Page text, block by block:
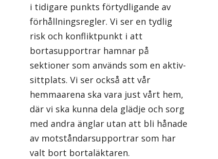
i tidigare punkts förtydligande av
förhållningsregler. Vi ser en tydlig
risk och konfliktpunkt i att
bortasupportrar hamnar på
sektioner som används som en aktiv-
sittplats. Vi ser också att vår
hemmaarena ska vara just vårt hem,
där vi ska kunna dela glädje och sorg
med andra änglar utan att bli hånade
av motståndarsupportrar som har
valt bort bortaläktaren.